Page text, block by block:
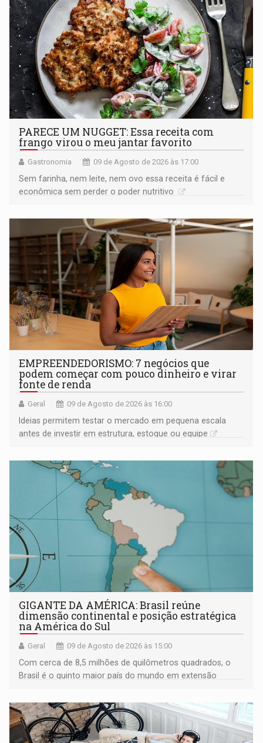
PARECE UM NUGGET: Essa receita com
frango virou o meu jantar favorito
Gastronomia 09 de Agosto de 2026 às 17:00
Sem farinha, nem leite, nem ovo essa receita é fácil e
econômica sem perder o poder nutritivo
EMPREENDEDORISMO: 7 negócios que
podem começar com pouco dinheiro e virar
fonte de renda
Geral 09 de Agosto de 2026 às 16:00
Ideias permitem testar o mercado em pequena escala
antes de investir em estrutura, estoque ou equipe
GIGANTE DA AMÉRICA: Brasil reúne
dimensão continental e posição estratégica
na América do Sul
Geral 09 de Agosto de 2026 às 15:00
Com cerca de 8,5 milhões de quilômetros quadrados, o
Brasil é o quinto maior país do mundo em extensão